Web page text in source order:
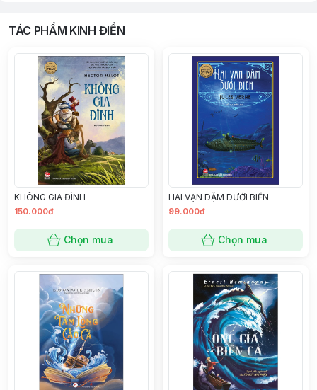
TÁC PHẨM KINH ĐIỂN
KHÔNG GIA ĐÌNH
150.000đ
Chọn mua
HAI VẠN DẶM DƯỚI BIỂN
99.000đ
Chọn mua